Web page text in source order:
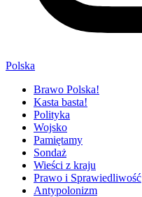
Polska
Brawo Polska!
Kasta basta!
Polityka
Wojsko
Pamiętamy
Sondaż
Wieści z kraju
Prawo i Sprawiedliwość
Antypolonizm